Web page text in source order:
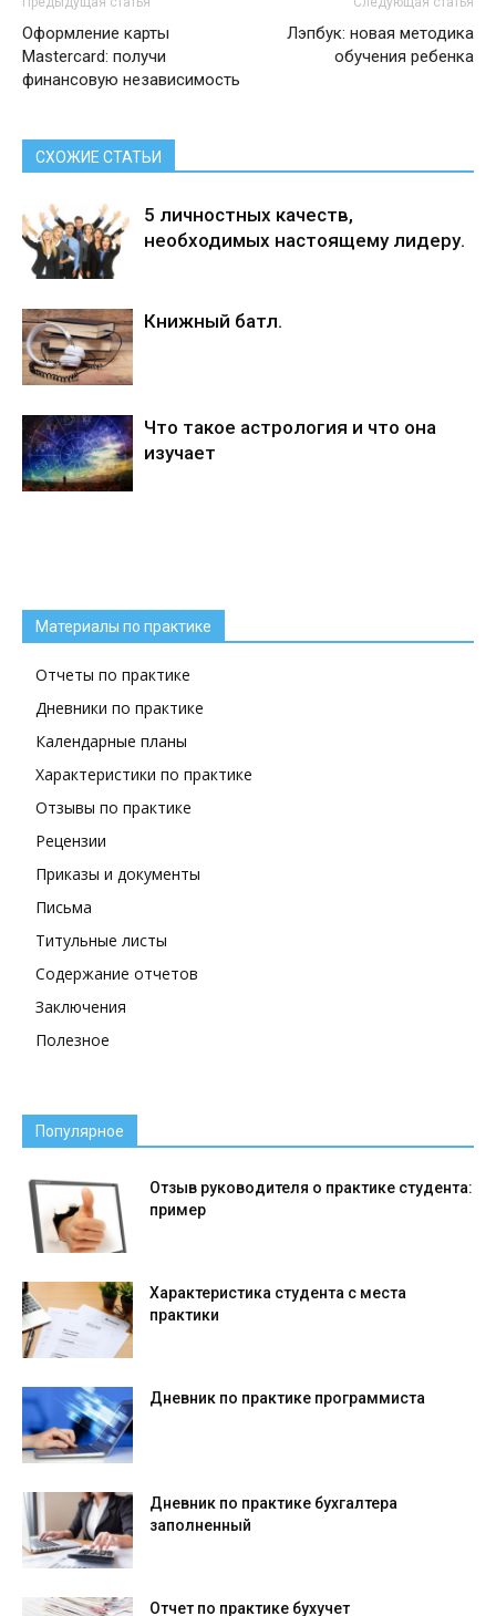
Оформление карты
Mastercard: получи
финансовую независимость
Лэпбук: новая методика
обучения ребенка
СХОЖИЕ СТАТЬИ
5 личностных качеств,
необходимых настоящему лидеру.
Книжный батл.
Что такое астрология и что она
изучает
Материалы по практике
Отчеты по практике
Дневники по практике
Календарные планы
Характеристики по практике
Отзывы по практике
Рецензии
Приказы и документы
Письма
Титульные листы
Содержание отчетов
Заключения
Полезное
Популярное
Отзыв руководителя о практике студента:
пример
Характеристика студента с места
практики
Дневник по практике программиста
Дневник по практике бухгалтера
заполненный
Отчет по практике бухучет